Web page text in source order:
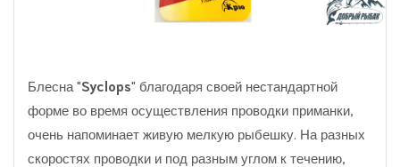
Блесна "Syclops" благодаря своей нестандартной
форме во время осуществления проводки приманки,
очень напоминает живую мелкую рыбешку. На разных
скоростях проводки и под разным углом к течению,